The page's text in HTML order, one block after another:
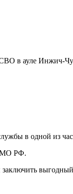
в ауле Инжич-
в одной из
МО РФ.
выгодный